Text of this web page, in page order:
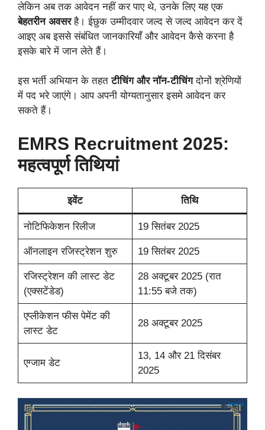
लेकिन अब तक आवेदन नहीं कर पाए थे, उनके लिए यह एक
बेहतरीन अवसरहै। ईछुक उम्मीदवार जल्द से जल्द आवेदन कर दें
आइए अब इससे संबंधित जानकारियाँ और आवेदन कैसे करना है
इसके बारे में जान लेते हैं।
इस भर्ती अभियान के तहतटीचिंग और नॉन-टीचिंगदोनों श्रेणियों
में पद भरे जाएंगे। आप अपनी योग्यतानुसार इसमे आवेदन कर
सकते हैं।
EMRS Recruitment 2025:
महत्वपूर्ण तिथियां
इवेंट तिथि
नोटिफिकेशन रिलीज 19 सितंबर 2025
ऑनलाइन रजिस्ट्रेशन शुरु 19 सितंबर 2025
रजिस्ट्रेशन की लास्ट डेट
(एक्सटेंडेड)
28 अक्टूबर 2025 (रात
11:55 बजे तक)
एप्लीकेशन फीस पेमेंट की
लास्ट डेट
28 अक्टूबर 2025
एग्जाम डेट
13, 14 और 21 दिसंबर
2025